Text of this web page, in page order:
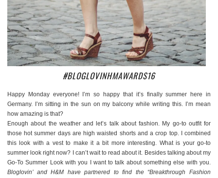
#BLOGLOVINHMAWARDS16
Happy Monday everyone! I’m so happy that it’s finally summer here in
Germany. I’m sitting in the sun on my balcony while writing this. I’m mean
how amazing is that?
Enough about the weather and let’s talk about fashion. My go-to outfit for
those hot summer days are high waisted shorts and a crop top. I combined
this look with a vest to make it a bit more interesting. What is your go-to
summer look right now? I can’t wait to read about it. Besides talking about my
Go-To Summer Look with you I want to talk about something else with you.
Bloglovin’ and H&M have partnered to find the “Breakthrough Fashion